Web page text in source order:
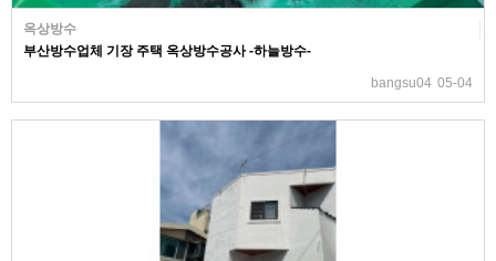
옥상방수
부산방수업체 기장 주택 옥상방수공사 -하늘방수-
bangsu04 05-04